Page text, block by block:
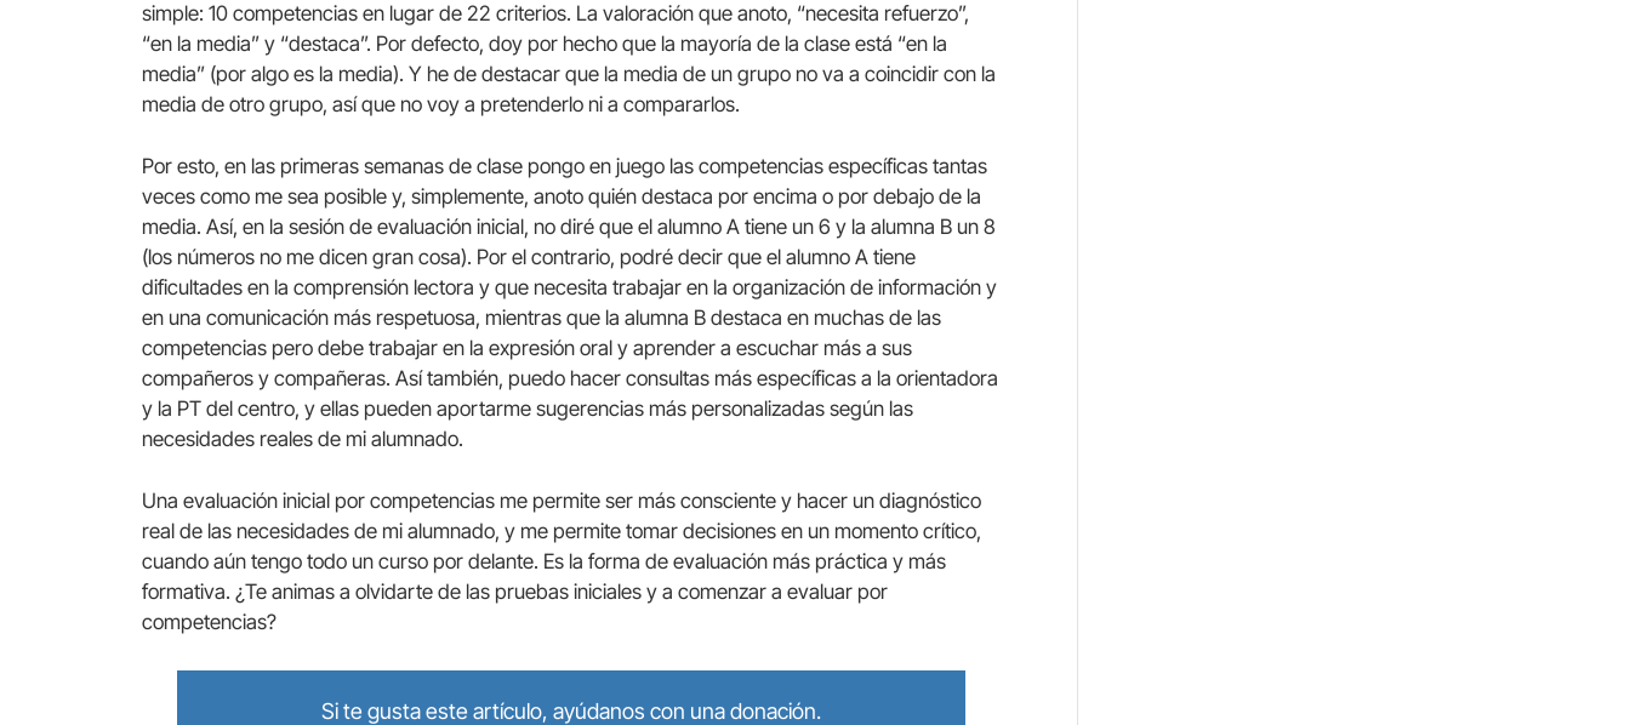
simple: 10 competencias en lugar de 22 criterios. La valoración que anoto, “necesita refuerzo”,
“en la media” y “destaca”. Por defecto, doy por hecho que la mayoría de la clase está “en la
media” (por algo es la media). Y he de destacar que la media de un grupo no va a coincidir con la
media de otro grupo, así que no voy a pretenderlo ni a compararlos.
Por esto, en las primeras semanas de clase pongo en juego las competencias específicas tantas
veces como me sea posible y, simplemente, anoto quién destaca por encima o por debajo de la
media. Así, en la sesión de evaluación inicial, no diré que el alumno A tiene un 6 y la alumna B un 8
(los números no me dicen gran cosa). Por el contrario, podré decir que el alumno A tiene
dificultades en la comprensión lectora y que necesita trabajar en la organización de información y
en una comunicación más respetuosa, mientras que la alumna B destaca en muchas de las
competencias pero debe trabajar en la expresión oral y aprender a escuchar más a sus
compañeros y compañeras. Así también, puedo hacer consultas más específicas a la orientadora
y la PT del centro, y ellas pueden aportarme sugerencias más personalizadas según las
necesidades reales de mi alumnado.
Una evaluación inicial por competencias me permite ser más consciente y hacer un diagnóstico
real de las necesidades de mi alumnado, y me permite tomar decisiones en un momento crítico,
cuando aún tengo todo un curso por delante. Es la forma de evaluación más práctica y más
formativa. ¿Te animas a olvidarte de las pruebas iniciales y a comenzar a evaluar por
competencias?
Si te gusta este artículo, ayúdanos con una donación.